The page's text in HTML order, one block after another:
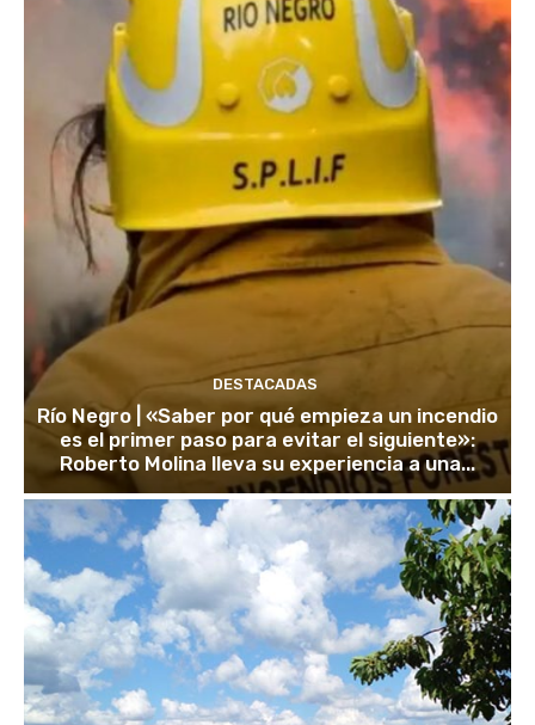
DESTACADAS
Río Negro | «Saber por qué empieza un incendio
es el primer paso para evitar el siguiente»:
Roberto Molina lleva su experiencia a una...